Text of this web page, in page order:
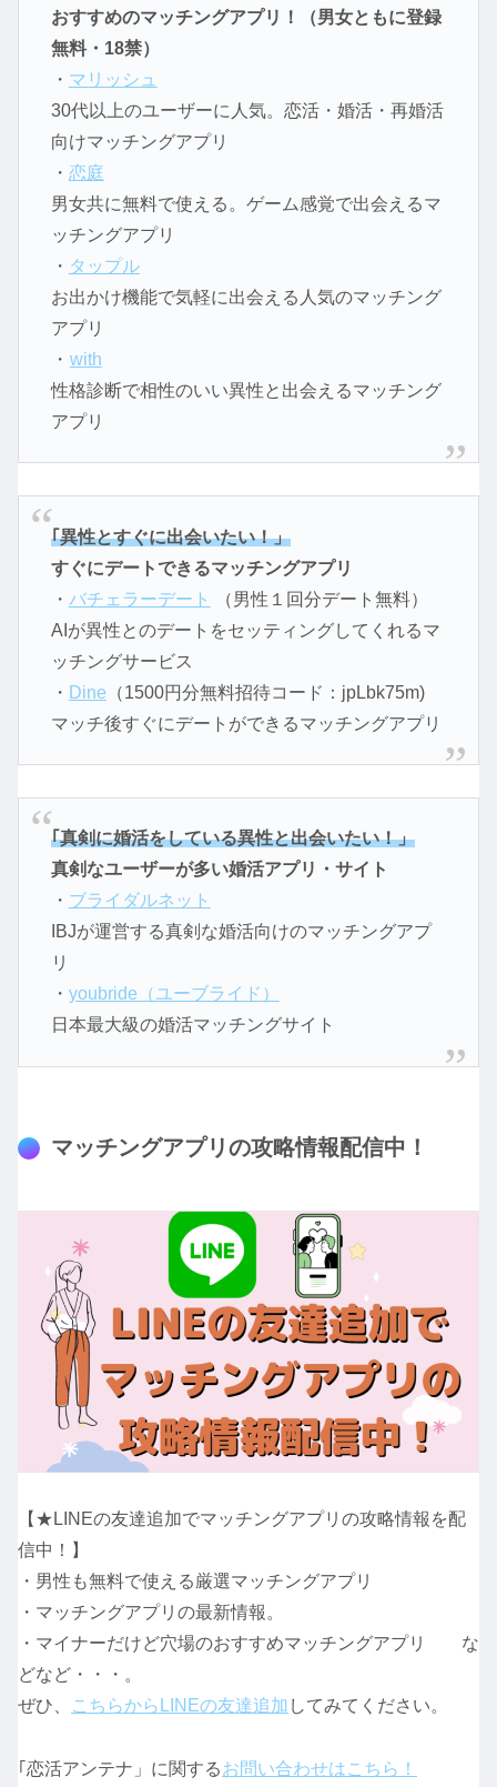
おすすめのマッチングアプリ！（男女ともに登録
無料・18禁）
・ マリッシュ
30代以上のユーザーに人気。恋活・婚活・再婚活
向けマッチングアプリ
・ 恋庭
男女共に無料で使える。ゲーム感覚で出会えるマ
ッチングアプリ
・ タップル
お出かけ機能で気軽に出会える人気のマッチング
アプリ
・ with
性格診断で相性のいい異性と出会えるマッチング
アプリ
｢異性とすぐに出会いたい！」
すぐにデートできるマッチングアプリ
・ バチェラーデート
（男性１回分デート無料）
AIが異性とのデートをセッティングしてくれるマ
ッチングサービス
・ Dine （1500円分無料招待コード：jpLbk75m)
マッチ後すぐにデートができるマッチングアプリ
｢真剣に婚活をしている異性と出会いたい！」
真剣なユーザーが多い婚活アプリ・サイト
・ ブライダルネット
IBJが運営する真剣な婚活向けのマッチングアプ
リ
・ youbride（ユーブライド）
日本最大級の婚活マッチングサイト
マッチングアプリの攻略情報配信中！
【★LINEの友達追加でマッチングアプリの攻略情報を配
信中！】
・男性も無料で使える厳選マッチングアプリ
・マッチングアプリの最新情報。
・マイナーだけど穴場のおすすめマッチングアプリ な
どなど・・・。
ぜひ、
こちらからLINEの友達追加 してみてください。
｢恋活アンテナ」に関するお問い合わせはこちら！